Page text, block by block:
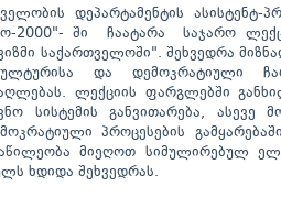
დეპარტამენტის ასისტენტ-
2000"- ში ჩაატარა საჯარო
საქართველოში". შეხვედრა
და დემოკრატიული
ლექციის ფარგლებში
სისტემის განვითარება, ასევე
პროცესების
მიეღოთ სიმულირებულ
ხდიდა შეხვედრას.